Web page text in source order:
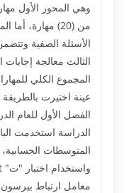
وهي المحور الأول
من (20) مهارة،
الدراسة استخدمت
المتوسطات الحسابية،